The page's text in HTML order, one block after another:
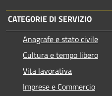
CATEGORIE DI SERVIZIO
Anagrafe e stato civile
Cultura e tempo libero
Vita lavorativa
Imprese e Commercio